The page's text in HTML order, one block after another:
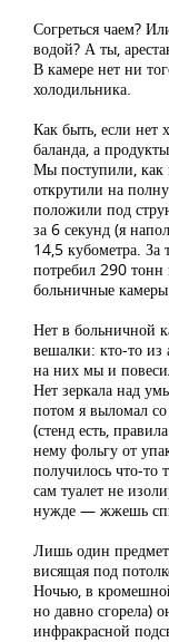
Согреться чаем?
водой? А ты,
В камере нет ни
холодильника.
Как быть, если нет
баланда, а
Мы поступили, как
открутили на
положили под
за 6 секунд (я
14,5 кубометра. За
потребил 290 тонн
больничные
Нет в больничной
вешалки: кто-то из
на них мы и
Нет зеркала над
потом я выломал
(стенд есть,
нему фольгу от
получилось что-то
сам туалет не
нужде — жжешь
Лишь один
висящая под
Ночью, в
но давно сгорела)
инфракрасной